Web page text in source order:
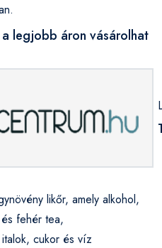
legjobb áron vásárolhat
likőr, amely alkohol,
fehér tea,
cukor és víz